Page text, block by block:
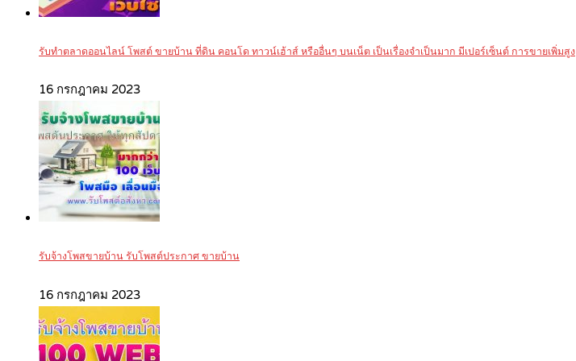
รับทำตลาดออนไลน์ โพสต์ ขายบ้าน ที่ดิน คอนโด ทาวน์เฮ้าส์ หรืออื่นๆ บนเน็ต เป็นเรื่องจำเป็นมาก มีเปอร์เซ็นต์ การขายเพิ่มสูง
16 กรกฎาคม 2023
รับจ้างโพสขายบ้าน รับโพสต์ประกาศ ขายบ้าน
16 กรกฎาคม 2023